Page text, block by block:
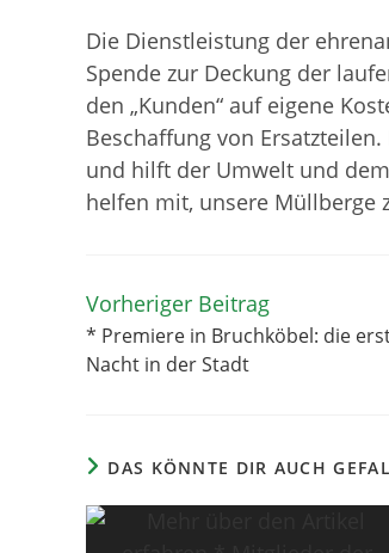
Die Dienstleistung der
Spende zur Deckung der
den „Kunden“ auf eigene
Beschaffung von
und hilft der Umwelt und
helfen mit, unsere Müllberge
Weitere
Artikel
ansehen
Vorheriger Beitrag
* Premiere in Bruchköbel: die
Nacht in der Stadt
DAS KÖNNTE DIR AUCH